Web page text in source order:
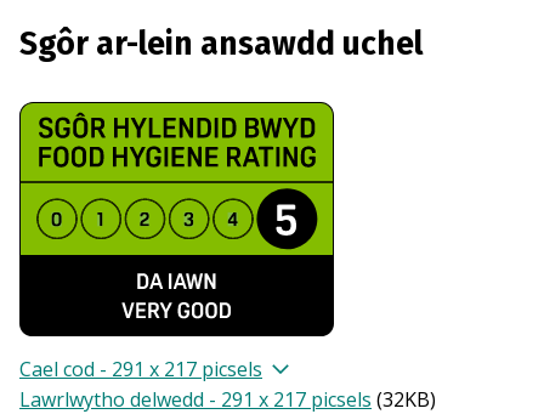
Sgôr ar-lein ansawdd uchel
Cael cod - 291 x 217 picsels
Lawrlwytho delwedd - 291 x 217 picsels (32KB)